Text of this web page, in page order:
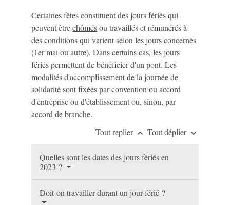
Certaines fêtes constituent des jours fériés qui
peuvent êtrechômésou travaillés et rémunérés à
des conditions qui varient selon les jours concernés
(1ermai ou autre). Dans certains cas, les jours
fériés permettent de bénéficier d'un pont. Les
modalités d'accomplissement de la journée de
solidarité sont fixées par convention ou accord
d'entreprise ou d'établissement ou, sinon, par
accord de branche.
Tout replier keyboard_arrow_up Tout déplier keyboard_arrow_down
Quelles sont les dates des jours fériés en
2023 ?
Doit-on travailler durant un jour férié ?